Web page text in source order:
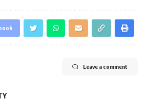
Leave a comment